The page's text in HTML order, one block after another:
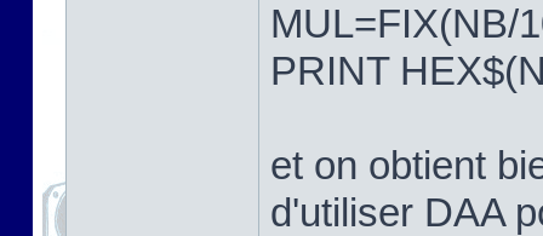
MUL=FIX(NB/
PRINT
et on obtient
d'utiliser DAA